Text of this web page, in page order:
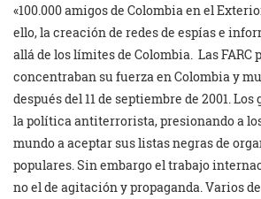
«100.000 amigos de Colombia en el
ello, la creación de redes de espías e
allá de los límites de Colombia. Las FARC
concentraban su fuerza en Colombia y
después del 11 de septiembre de 2001.
la política antiterrorista, presionando a
mundo a aceptar sus listas negras de
populares. Sin embargo el trabajo
no el de agitación y propaganda. Varios